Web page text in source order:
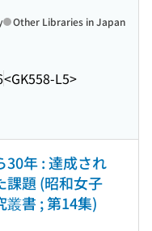
<GK558-L5>
Other Libraries in Japan
30年 : 達成され
課題 (昭和女子
叢書 ; 第14集)